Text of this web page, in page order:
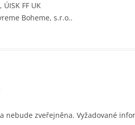
FF UK
Boheme, s.r.o..
nebude zveřejněna. Vyžadované